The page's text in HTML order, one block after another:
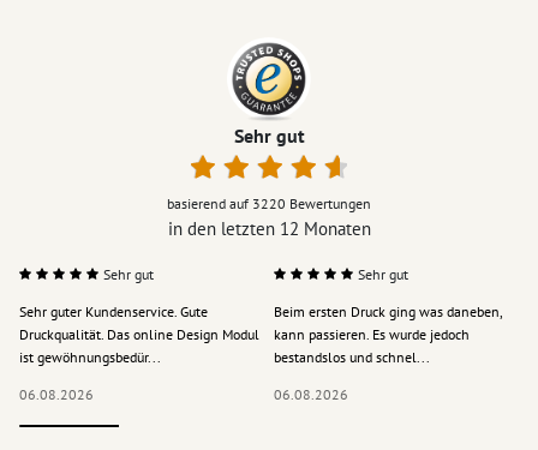
Sehr gut
basierend auf 3220 Bewertungen
in den letzten 12 Monaten
Sehr gut
Sehr guter Kundenservice. Gute
Druckqualität. Das online Design Modul
ist gewöhnungsbedür...
06.08.2026
Sehr gut
Beim ersten Druck ging was daneben,
kann passieren. Es wurde jedoch
bestandslos und schnel...
06.08.2026